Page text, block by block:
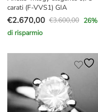
carati (F-VVS1) GIA
€3.600,00
Il
prezzo
€2.670,00
Il
prezzo
26%
di risparmio